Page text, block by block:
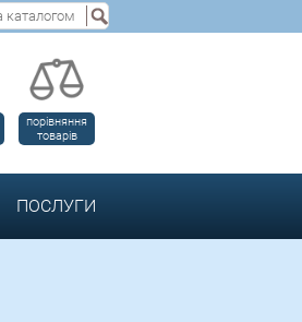
порівняння
товарів
ПОСЛУГИ